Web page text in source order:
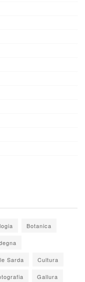
Botanica
Sarda Cultura
Gallura